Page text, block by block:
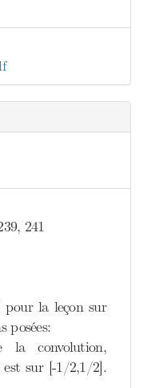
241
pour la leçon sur
posées:
convolution,
sur [-1/2,1/2].